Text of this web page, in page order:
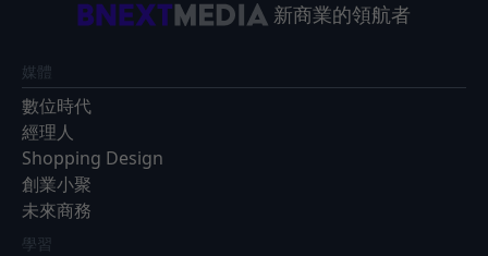
新商業的領航者
媒體
數位時代
經理人
Shopping Design
創業小聚
未來商務
學習